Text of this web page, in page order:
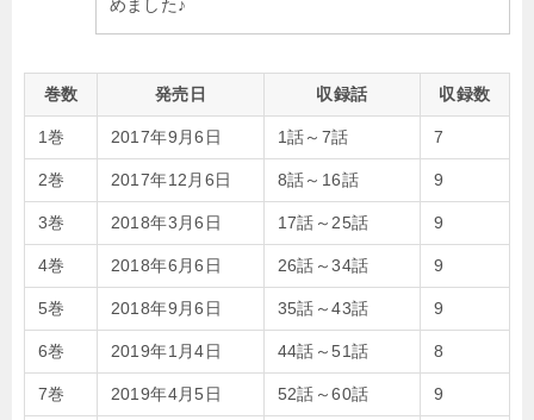
めました♪
巻数 発売日 収録話 収録数
1巻 2017年9月6日 1話～7話 7
2巻 2017年12月6日 8話～16話 9
3巻 2018年3月6日 17話～25話 9
4巻 2018年6月6日 26話～34話 9
5巻 2018年9月6日 35話～43話 9
6巻 2019年1月4日 44話～51話 8
7巻 2019年4月5日 52話～60話 9